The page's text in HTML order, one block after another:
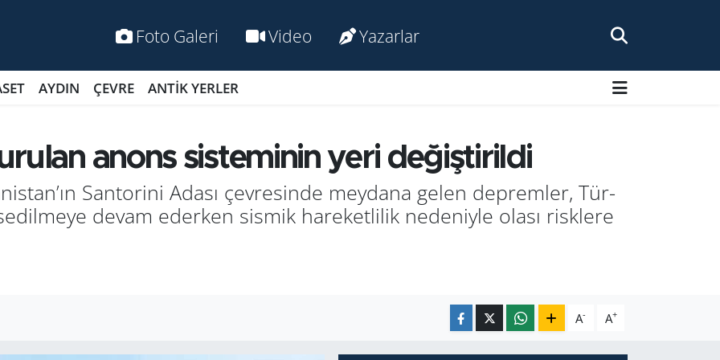
Foto Galeri Video Yazarlar
AYDIN ÇEVRE ANTİK YERLER
anons sis­te­mi­nin yeri de­ğiş­ti­ril­di
San­to­ri­ni Adası çev­re­sin­de mey­da­na gelen dep­rem­ler, Tür­
devam eder­ken sis­mik ha­re­ket­li­lik ne­de­niy­le olası risk­le­re
A- A+